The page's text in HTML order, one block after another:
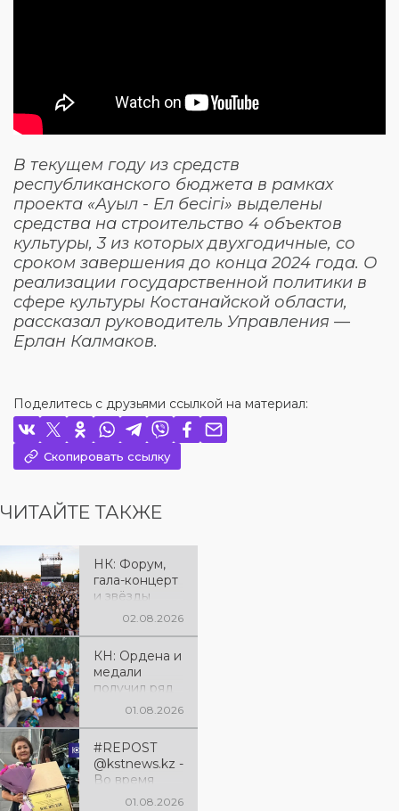
В текущем году из средств
республиканского бюджета в рамках
проекта «Ауыл - Ел бесігі» выделены
средства на строительство 4 объектов
культуры, 3 из которых двухгодичные, со
сроком завершения до конца 2024 года. О
реализации государственной политики в
сфере культуры Костанайской области,
рассказал руководитель Управления —
Ерлан Калмаков.
Поделитесь с друзьями ссылкой на материал:
Скопировать ссылку
ЧИТАЙТЕ ТАКЖЕ
НК: Форум,
гала-концерт
и звёзды
эстрады: как
Костанайско
й области
02.08.2026
КН: Ордена и
медали
получил ряд
жителей
Костанайско
й области
01.08.2026
#REPOST
@kstnews.kz -
Во время
праздновани
01.08.2026